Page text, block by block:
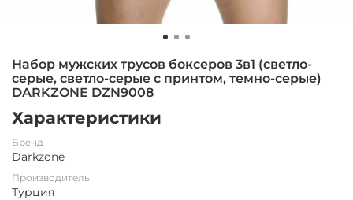
Набор мужских трусов боксеров 3в1 (светло-
серые, светло-серые с принтом, темно-серые)
DARKZONE DZN9008
Характеристики
Бренд
Darkzone
Производитель
Турция